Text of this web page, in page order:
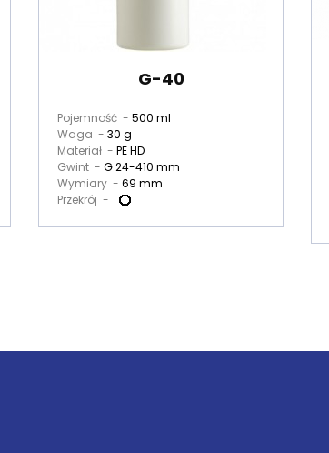
G-40
Pojemność - 500 ml
Waga - 30 g
Materiał - PE HD
Gwint - G 24-410 mm
Wymiary - 69 mm
Przekrój -